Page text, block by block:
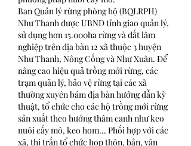
Ban Quản lý rừng phòng hộ (BQLRPH)
Như Thanh được UBND tỉnh giao quản lý,
sử dụng hơn 15.000ha rừng và đất lâm
nghiệp trên địa bàn 12 xã thuộc 3 huyện
Như Thanh, Nông Cống và Như Xuân. Để
nâng cao hiệu quả trồng mới rừng, các
trạm quản lý, bảo vệ rừng tại các xã
thường xuyên bám địa bàn hướng dẫn kỹ
thuật, tổ chức cho các hộ trồng mới rừng
sản xuất theo hướng thâm canh như keo
nuôi cấy mô, keo hom... Phối hợp với các
xã, thị trấn tổ chức họp thôn, bản, vận